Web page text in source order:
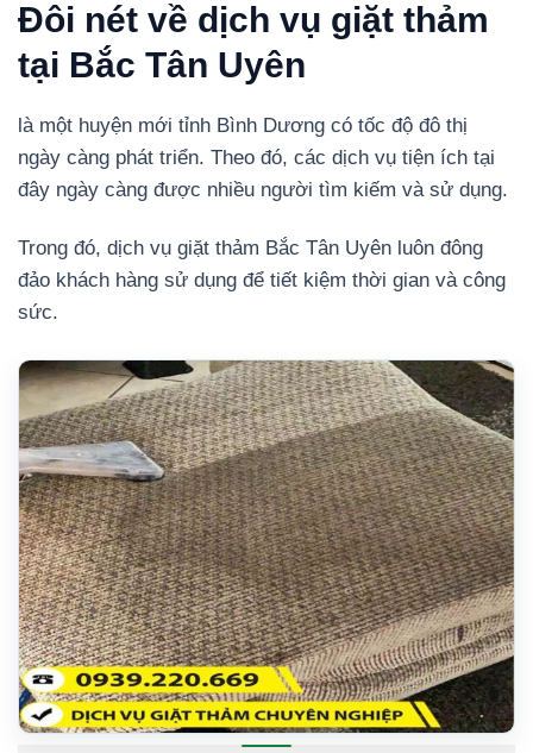
Đôi nét về dịch vụ giặt thảm
tại Bắc Tân Uyên
là một huyện mới tỉnh Bình Dương có tốc độ đô thị
ngày càng phát triển. Theo đó, các dịch vụ tiện ích tại
đây ngày càng được nhiều người tìm kiếm và sử dụng.
Trong đó, dịch vụ giặt thảm Bắc Tân Uyên luôn đông
đảo khách hàng sử dụng để tiết kiệm thời gian và công
sức.